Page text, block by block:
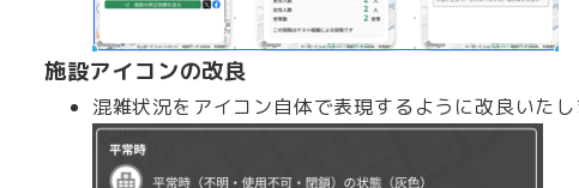
施設アイコンの改良
混雑状況をアイコン自体で表現するように改良いたし